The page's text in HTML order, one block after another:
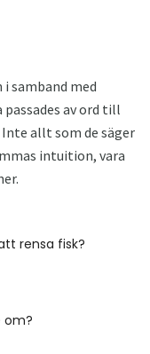
samband med
av ord till
allt som de säger
intuition, vara
rensa fisk?
om?